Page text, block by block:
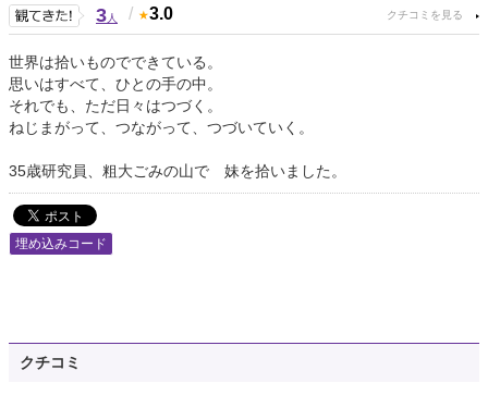
3人 / 3.0
世界は拾いものでできている。
思いはすべて、ひとの手の中。
それでも、ただ日々はつづく。
ねじまがって、つながって、つづいていく。
35歳研究員、粗大ごみの山で 妹を拾いました。
埋め込みコード
クチコミ